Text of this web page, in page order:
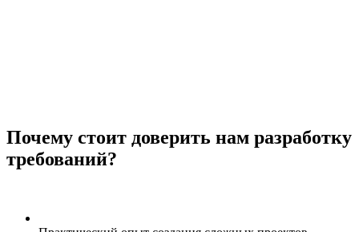
Почему стоит доверить нам разработку
требований?